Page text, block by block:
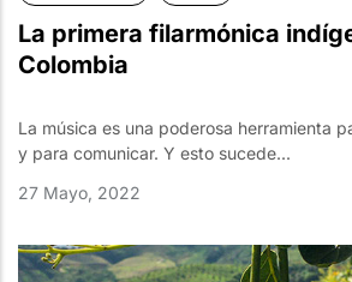
La primera filarmónica
Colombia
La música es una poderosa herramienta
y para comunicar. Y esto sucede...
27 Mayo, 2022